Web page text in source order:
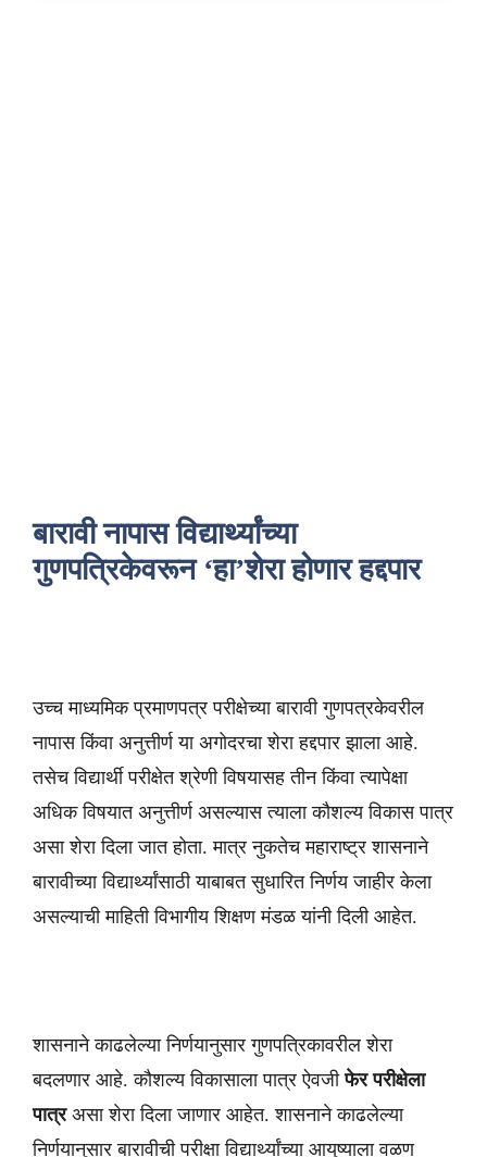
बारावी नापास विद्यार्थ्यांच्या
गुणपत्रिकेवरून ‘हा’शेरा होणार हद्दपार
उच्च माध्यमिक प्रमाणपत्र परीक्षेच्या बारावी गुणपत्रकेवरील
नापास किंवा अनुत्तीर्ण या अगोदरचा शेरा हद्दपार झाला आहे.
तसेच विद्यार्थी परीक्षेत श्रेणी विषयासह तीन किंवा त्यापेक्षा
अधिक विषयात अनुत्तीर्ण असल्यास त्याला कौशल्य विकास पात्र
असा शेरा दिला जात होता. मात्र नुकतेच महाराष्ट्र शासनाने
बारावीच्या विद्यार्थ्यांसाठी याबाबत सुधारित निर्णय जाहीर केला
असल्याची माहिती विभागीय शिक्षण मंडळ यांनी दिली आहेत.
शासनाने काढलेल्या निर्णयानुसार गुणपत्रिकावरील शेरा
बदलणार आहे. कौशल्य विकासाला पात्र ऐवजीफेर परीक्षेला
पात्रअसा शेरा दिला जाणार आहेत. शासनाने काढलेल्या
निर्णयानुसार बारावीची परीक्षा विद्यार्थ्यांच्या आयुष्याला वळण